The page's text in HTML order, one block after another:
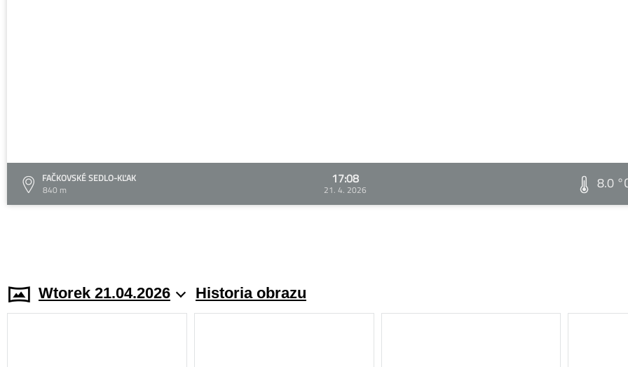
FAČKOVSKÉ SEDLO-KĽAK
840 m
17:08
21. 4. 2026 8.0
Wtorek 21.04.2026 Historia obrazu